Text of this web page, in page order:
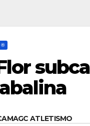
®
ATLETISMO